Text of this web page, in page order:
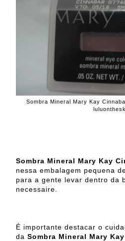
Sombra Mineral Mary Kay
Sombra Mineral Mary Kay
nessa embalagem pequena
para a gente levar dentro da
necessaire.
É importante destacar o
da Sombra Mineral Mary